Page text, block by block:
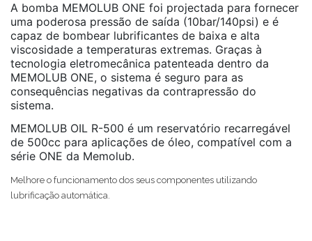
A bomba MEMOLUB ONE foi projectada para fornecer
uma poderosa pressão de saída (10bar/140psi) e é
capaz de bombear lubrificantes de baixa e alta
viscosidade a temperaturas extremas. Graças à
tecnologia eletromecânica patenteada dentro da
MEMOLUB ONE, o sistema é seguro para as
consequências negativas da contrapressão do
sistema.
MEMOLUB OIL R-500 é um reservatório recarregável
de 500cc para aplicações de óleo, compatível com a
série ONE da Memolub.
Melhore o funcionamento dos seus componentes utilizando
lubrificação automática.